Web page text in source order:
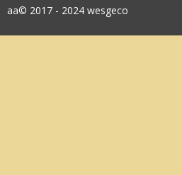
aa© 2017 - 2024 wesgeco